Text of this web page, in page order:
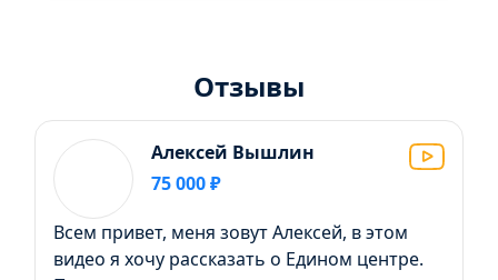
Отзывы
Алексей Вышлин
75 000 ₽
Всем привет, меня зовут Алексей, в этом
видео я хочу рассказать о Едином центре.